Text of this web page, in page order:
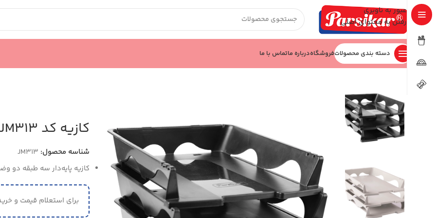
عبور به ناوبری
رفتن به محتوای اصلی
دسته بندی محصولاتفروشگاهدرباره ماتماس با ما
خانه اداری و بایگانی
کازیه کد JM313
شناسه محصول: JM313
کازیه پایه‌دار سه طبقه دو
برای استعلام قیمت و